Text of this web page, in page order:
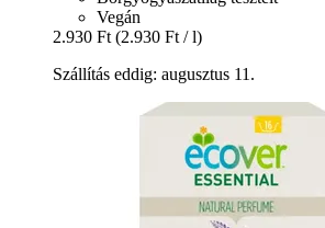
Vegán
2.930 Ft (2.930 Ft / l)
Szállítás eddig: augusztus 11.